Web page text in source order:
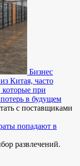
Бизнес
Китая, часто
при
в будущем
с поставщиками
попадают в
развлечений.